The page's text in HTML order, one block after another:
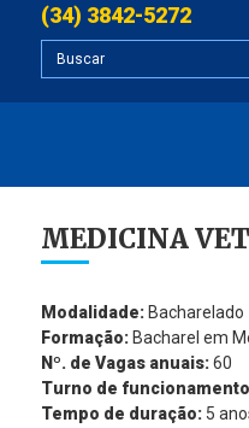
(34) 3842-5272
MEDICINA
Modalidade: Bacharelado
Formação: Bacharel em
Nº. de Vagas anuais:60
Turno de
Tempo de duração: 5